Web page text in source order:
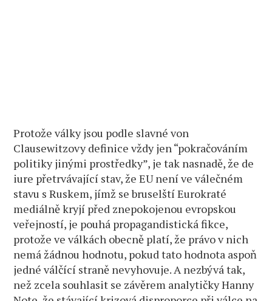
Protože války jsou podle slavné von
Clausewitzovy definice vždy jen “pokračováním
politiky jinými prostředky”, je tak nasnadě, že de
iure přetrvávající stav, že EU není ve válečném
stavu s Ruskem, jímž se bruselští Eurokraté
mediálně kryjí před znepokojenou evropskou
veřejností, je pouhá propagandistická fikce,
protože ve válkách obecně platí, že právo v nich
nemá žádnou hodnotu, pokud tato hodnota aspoň
jedné válčící straně nevyhovuje. A nezbývá tak,
než zcela souhlasit se závěrem analytičky Hanny